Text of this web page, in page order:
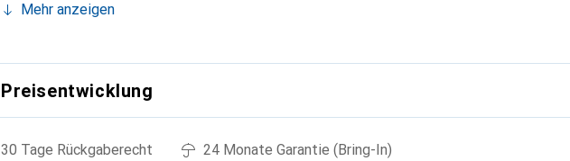
Mehr anzeigen
Preisentwicklung
30 Tage Rückgaberecht
24 Monate Garantie (Bring-In)